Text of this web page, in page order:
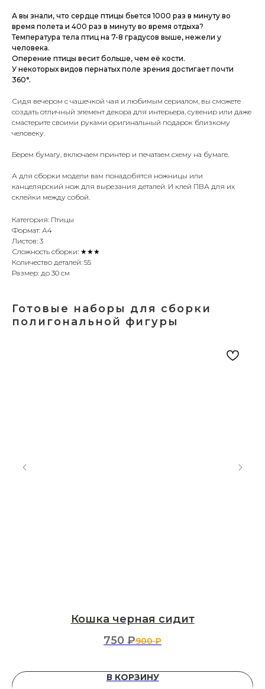
А вы знали, что сердце птицы бьется 1000 раз в минуту во
время полета и 400 раз в минуту во время отдыха?
Температура тела птиц на 7-8 градусов выше, нежели у
человека.
Оперение птицы весит больше, чем её кости.
У некоторых видов пернатых поле зрения достигает почти
360°.
Сидя вечером с чашечкой чая и любимым сериалом, вы сможете
создать отличный элемент декора для интерьера, сувенир или даже
смастерите своими руками оригинальный подарок близкому
человеку.
Берем бумагу, включаем принтер и печатаем схему на бумаге.
А для сборки модели вам понадобятся ножницы или
канцелярский нож для вырезания деталей. И клей ПВА для их
склейки между собой.
Категория: Птицы
Формат: А4
Листов: 3
Сложность сборки: ★★★
Количество деталей: 55
Размер: до 30 см
Готовые наборы для сборки
полигональной фигуры
Кошка черная сидит
750 ₽900 ₽
В КОРЗИНУ